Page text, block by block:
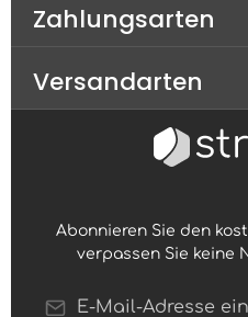
Abonnieren Sie den
verpassen Sie keine
Zahlungsarten
Versandarten